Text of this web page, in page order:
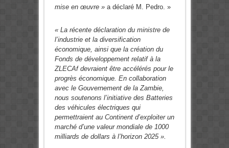
mise en œuvre »a déclaré M. Pedro. »
« La récente déclaration du ministre de
l’industrie et la diversification
économique, ainsi que la création du
Fonds de développement relatif à la
ZLECAf devraient être accélérés pour le
progrès économique. En collaboration
avec le Gouvernement de la Zambie,
nous soutenons l’initiative des Batteries
des véhicules électriques qui
permettraient au Continent d’exploiter un
marché d’une valeur mondiale de 1000
milliards de dollars à l’horizon 2025 ».